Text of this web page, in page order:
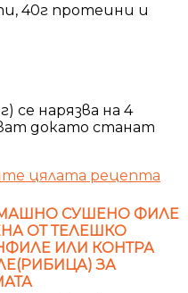
40г протеини и
се нарязва на 4
докато станат
цялата рецепта
СУШЕНО ФИЛЕ
ОТ ТЕЛЕШКО
ИЛИ КОНТРА
ЗА